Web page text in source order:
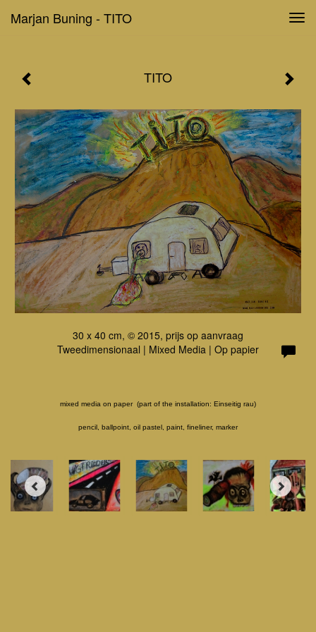
Marjan Buning - TITO
TITO
30 x 40 cm, © 2015, prijs op aanvraag
Tweedimensionaal | Mixed Media | Op papier
mixed media on paper (part of the installation: Einseitig rau)
pencil, ballpoint, oil pastel, paint, fineliner, marker